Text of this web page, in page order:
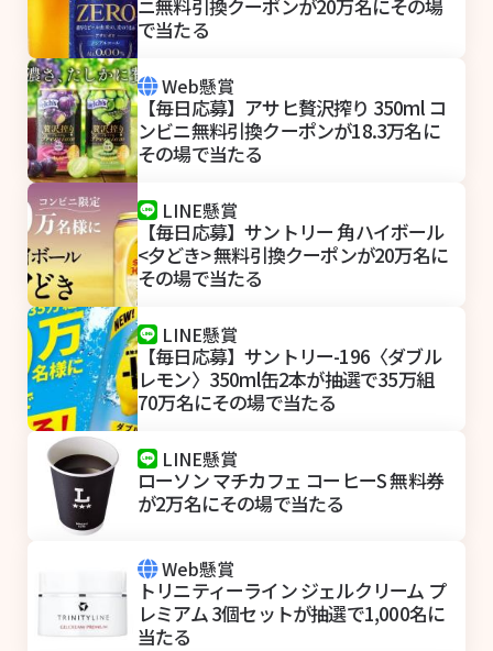
ニ無料引換クーポンが20万名にその場
で当たる
Web懸賞
【毎日応募】アサヒ贅沢搾り 350ml コ
ンビニ無料引換クーポンが18.3万名に
その場で当たる
LINE懸賞
【毎日応募】サントリー 角ハイボール
<夕どき> 無料引換クーポンが20万名に
その場で当たる
LINE懸賞
【毎日応募】サントリー-196〈ダブル
レモン〉350ml缶2本が抽選で35万組
70万名にその場で当たる
LINE懸賞
ローソン マチカフェ コーヒーS 無料券
が2万名にその場で当たる
Web懸賞
トリニティーライン ジェルクリーム プ
レミアム 3個セットが抽選で1,000名に
当たる